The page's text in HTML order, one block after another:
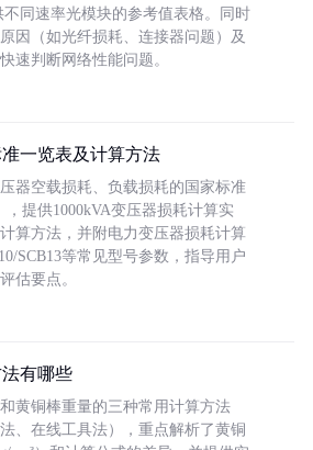
不同速率光模块的参考值表格。同时
因（如光纤损耗、连接器问题）及
速判断网络性能问题。
一览表及计算方法
器空载损耗、负载损耗的国家标准
，提供1000kVA变压器损耗计算实
算方法，并附电力变压器损耗计算
SCB13等常见型号参数，指导用户
估要点。
有哪些
黄铜棒重量的三种常用计算方法
、在线工具法），重点解析了黄铜